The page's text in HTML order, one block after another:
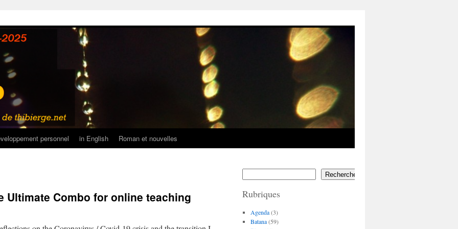
personnel in English Roman et nouvelles
Ultimate Combo for online teaching
Rechercher
Rubriques
Agenda(3)
Batana(59)